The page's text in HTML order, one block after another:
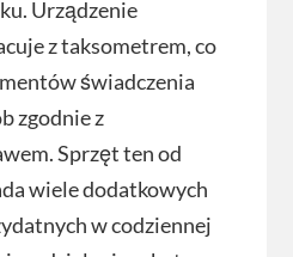
Urządzenie
z taksometrem, co
świadczenia
zgodnie z
Sprzęt ten od
wiele dodatkowych
w codziennej